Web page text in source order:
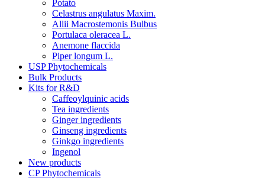
Potato
Celastrus angulatus Maxim.
Allii Macrostemonis Bulbus
Portulaca oleracea L.
Anemone flaccida
Piper longum L.
USP Phytochemicals
Bulk Products
Kits for R&D
Caffeoylquinic acids
Tea ingredients
Ginger ingredients
Ginseng ingredients
Ginkgo ingredients
Ingenol
New products
CP Phytochemicals